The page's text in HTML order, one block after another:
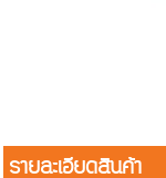
รายละเอียดสินค้า